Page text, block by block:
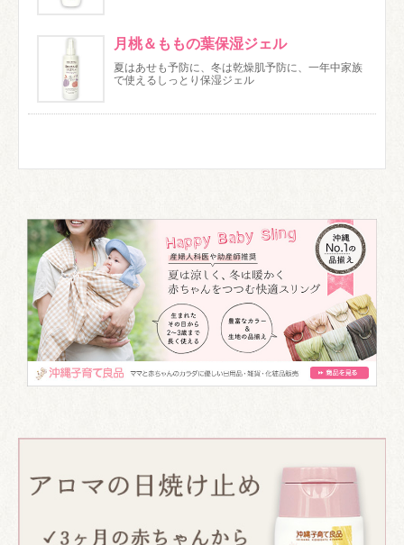
月桃＆ももの葉保湿ジェル
夏はあせも予防に、冬は乾燥肌予防に、一年中家族
で使えるしっとり保湿ジェル